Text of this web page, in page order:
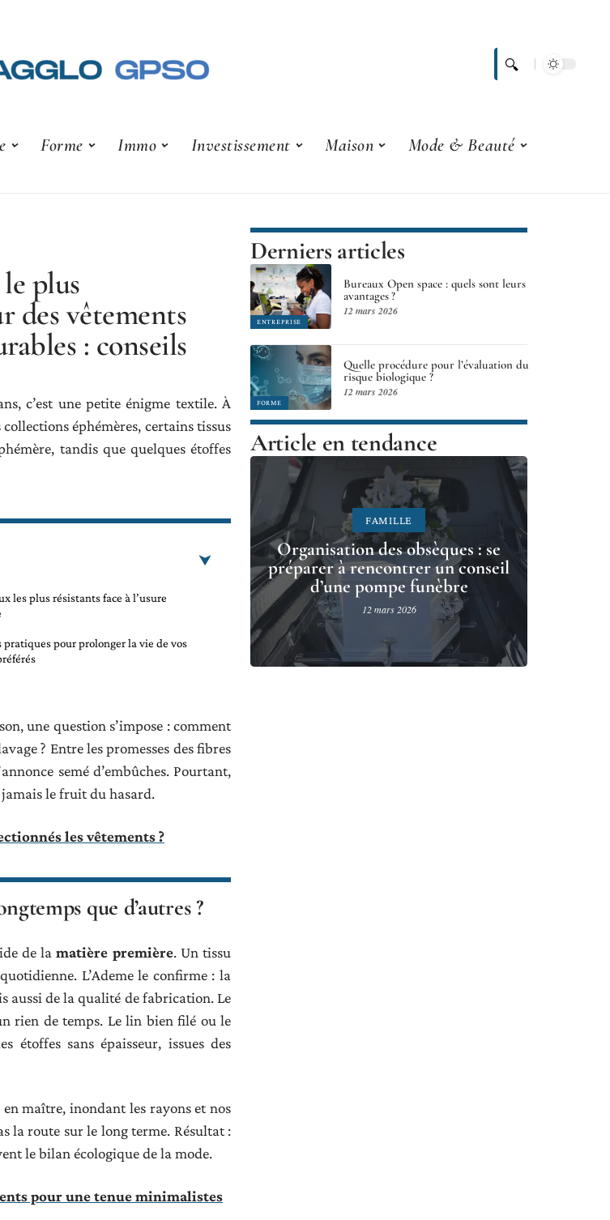
Forme Immo Investissement Maison
Mode & Beauté
plus
des vêtements
: conseils
c’est une petite énigme textile. À
éphémères, certains tissus
tandis que quelques étoffes
les plus résistants face à l’usure
pratiques pour prolonger la vie de vos
une question s’impose : comment
? Entre les promesses des fibres
semé d’embûches. Pourtant,
jamais le fruit du hasard.
les vêtements ?
que d’autres ?
de lamatière première. Un tissu
L’Ademe le confirme : la
aussi de la qualité de fabrication. Le
rien de temps. Le lin bien filé ou le
sans épaisseur, issues des
en maître, inondant les rayons et nos
la route sur le long terme. Résultat :
le bilan écologique de la mode.
pour une tenue minimalistes
Derniers articles
ENTREPRISE
Bureaux Open space : quels sont leurs
avantages ?
12 mars 2026
FORME
Quelle procédure pour l’évaluation du
risque biologique ?
12 mars 2026
Article en tendance
FAMILLE
Organisation des obsèques : se
préparer à rencontrer un conseil
d’une pompe funèbre
12 mars 2026